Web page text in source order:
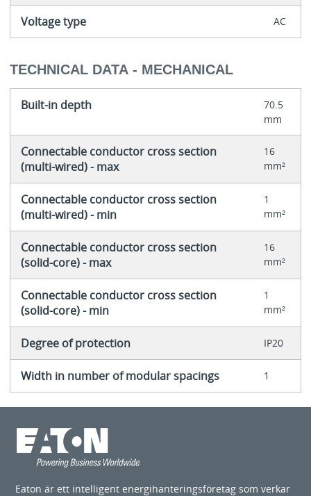
Voltage type AC
TECHNICAL DATA - MECHANICAL
Built-in depth
70.5
mm
Connectable conductor cross section
(multi-wired) - max
16
mm²
Connectable conductor cross section
(multi-wired) - min
1
mm²
Connectable conductor cross section
(solid-core) - max
16
mm²
Connectable conductor cross section
(solid-core) - min
1
mm²
Degree of protection IP20
Width in number of modular spacings 1
Eaton är ett intelligent energihanteringsföretag som verkar